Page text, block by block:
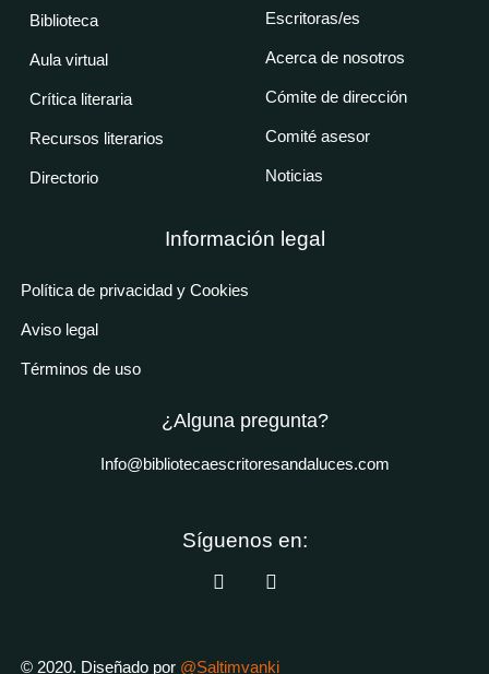
Biblioteca
Aula virtual
Crítica literaria
Recursos literarios
Directorio
Escritoras/es
Acerca de nosotros
Cómite de dirección
Comité asesor
Noticias
Información legal
Política de privacidad y Cookies
Aviso legal
Términos de uso
¿Alguna pregunta?
Info@bibliotecaescritoresandaluces.com
© 2020. Diseñado por @Saltimvanki
Síguenos en: